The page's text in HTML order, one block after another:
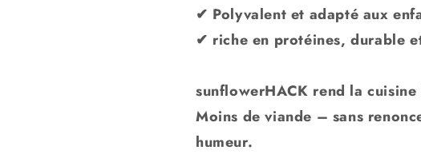
✔ Polyvalent et adapté aux
✔ riche en protéines, durable
sunflowerHACK rend la
Moins de viande – sans
humeur.